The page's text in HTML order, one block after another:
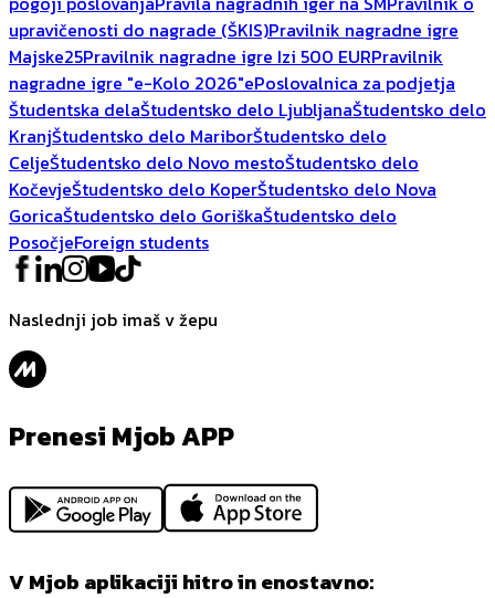
upravičenosti do nagrade (ŠKIS)Pravilnik nagradne igre
Majske25Pravilnik nagradne igre Izi 500 EURPravilnik
nagradne igre "e-Kolo 2026"ePoslovalnica za podjetja
Študentska delaŠtudentsko delo LjubljanaŠtudentsko delo
KranjŠtudentsko delo MariborŠtudentsko delo
CeljeŠtudentsko delo Novo mestoŠtudentsko delo
KočevjeŠtudentsko delo KoperŠtudentsko delo Nova
GoricaŠtudentsko delo GoriškaŠtudentsko delo
PosočjeForeign students
Naslednji job imaš v žepu
Prenesi Mjob APP
V Mjob aplikaciji hitro in enostavno: